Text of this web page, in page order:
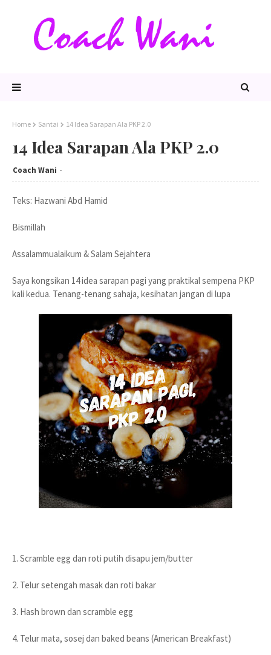
Home Santai 14 Idea Sarapan Ala PKP 2.0
14 Idea Sarapan Ala PKP 2.0
Coach Wani
Teks: Hazwani Abd Hamid
Bismillah
Assalammualaikum & Salam Sejahtera
Saya kongsikan 14 idea sarapan pagi yang praktikal sempena PKP
kali kedua. Tenang-tenang sahaja, kesihatan jangan di lupa
1. Scramble egg dan roti putih disapu jem/butter
2. Telur setengah masak dan roti bakar
3. Hash brown dan scramble egg
4. Telur mata, sosej dan baked beans (American Breakfast)